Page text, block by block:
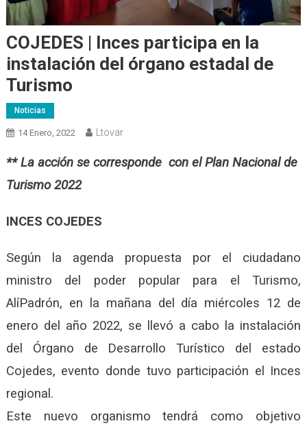
COJEDES | Inces participa en la
instalación del órgano estadal de
Turismo
Noticias
14 Enero, 2022 Ltovar
** La acción se corresponde con el Plan Nacional de
Turismo 2022
INCES COJEDES
Según la agenda propuesta por el ciudadano
ministro del poder popular para el Turismo,
AlíPadrón, en la mañana del día miércoles 12 de
enero del año 2022, se llevó a cabo la instalación
del Órgano de Desarrollo Turístico del estado
Cojedes, evento donde tuvo participación el Inces
regional.
Este nuevo organismo tendrá como objetivo